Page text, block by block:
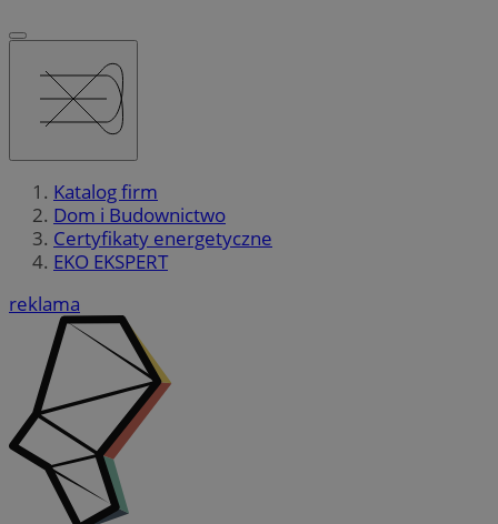
Katalog firm
Dom i Budownictwo
Certyfikaty energetyczne
EKO EKSPERT
reklama